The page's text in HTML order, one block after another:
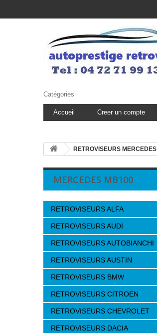
Catégories
Accueil Creer un compte
RETROVISEURS MERCEDES
MERCEDES MB100
RETROVISEURS ALFA
RETROVISEURS AUDI
RETROVISEURS AUTOBIANCHI
RETROVISEURS AUSTIN
RETROVISEURS BMW
RETROVISEURS CITROEN
RETROVISEURS CHEVROLET
RETROVISEURS DACIA